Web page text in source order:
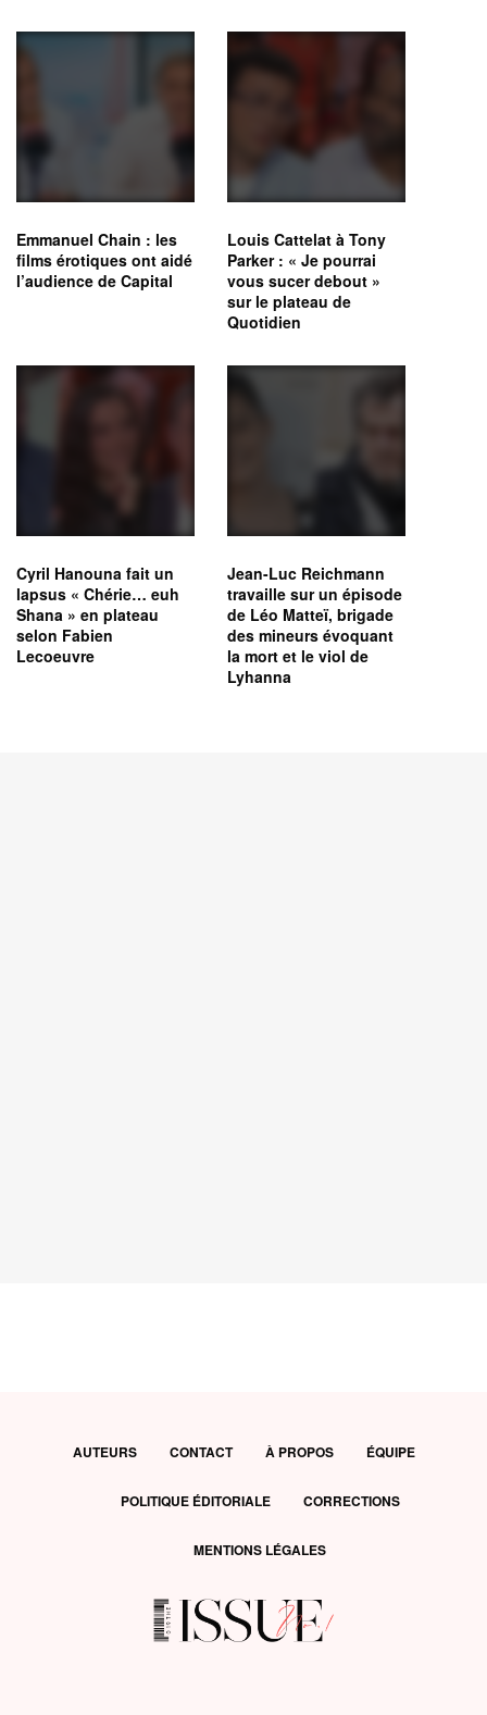
Emmanuel Chain : les
films érotiques ont aidé
l’audience de Capital
Louis Cattelat à Tony
Parker : « Je pourrai
vous sucer debout »
sur le plateau de
Quotidien
Cyril Hanouna fait un
lapsus « Chérie… euh
Shana » en plateau
selon Fabien
Lecoeuvre
Jean-Luc Reichmann
travaille sur un épisode
de Léo Matteï, brigade
des mineurs évoquant
la mort et le viol de
Lyhanna
AUTEURS CONTACT À PROPOS ÉQUIPE
POLITIQUE ÉDITORIALE CORRECTIONS
MENTIONS LÉGALES